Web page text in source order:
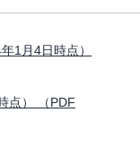
1月4日時点）
点） （PDF